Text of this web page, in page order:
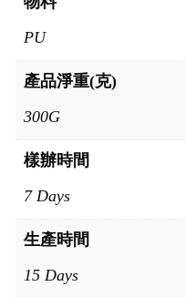
PU
產品淨重(克)
300G
樣辦時間
7 Days
生產時間
15 Days